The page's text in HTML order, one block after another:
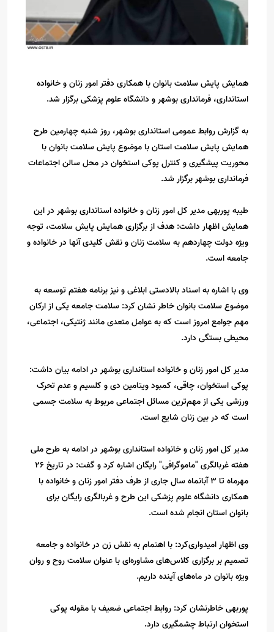
همایش پایش سلامت بانوان با همکاری دفتر امور زنان و خانواده
استانداری، فرمانداری بوشهر و دانشگاه علوم پزشکی برگزار شد.
به گزارش روابط عمومی استانداری بوشهر، روز شنبه چهارمین طرح
همایش پایش سلامت استان با موضوع پایش سلامت بانوان با
محوریت پیشگیری و کنترل پوکی استخوان در محل سالن اجتماعات
فرمانداری بوشهر برگزار شد.
طیبه پوربهی مدیر کل امور زنان و خانواده استانداری بوشهر در این
همایش اظهار داشت: هدف از برگزاری همایش پایش سلامت، توجه
ویژه دولت چهاردهم به سلامت زنان و نقش کلیدی آنها در خانواده و
جامعه است.
وی با اشاره به اسناد بالادستی ابلاغی و نیز برنامه هفتم توسعه به
موضوع سلامت بانوان خاطر نشان کرد: سلامت جامعه یکی از ارکان
مهم جوامع امروز است که به عوامل متعدی مانند ژنتیکی، اجتماعی،
محیطی بستگی دارد.
مدیر کل امور زنان و خانواده استانداری بوشهر در ادامه بیان داشت:
پوکی استخوان، چاقی، کمبود ویتامین دی و کلسیم و عدم تحرک
ورزشی یکی از مهم‌ترین مسائل اجتماعی مربوط به سلامت جسمی
است که در بین زنان شایع است.
مدیر کل امور زنان و خانواده استانداری بوشهر در ادامه به طرح ملی
هفته غربالگری "ماموگرافی" رایگان اشاره کرد و گفت: در تاریخ ۲۶
مهرماه تا ۳ آبانماه سال جاری از طرف دفتر امور زنان و خانواده با
همکاری دانشگاه علوم پزشکی این طرح و غربالگری رایگان برای
بانوان استان انجام شده است.
وی اظهار امیدواری‌کرد: با اهتمام به نقش زن در خانواده و جامعه
تصمیم بر برگزاری کلاس‌های مشاوره‌ای با عنوان سلامت روح و روان
ویژه بانوان در ماه‌های آینده داریم.
پوربهی خاطرنشان کرد: روابط اجتماعی ضعیف با مقوله پوکی
استخوان ارتباط چشمگیری دارد.